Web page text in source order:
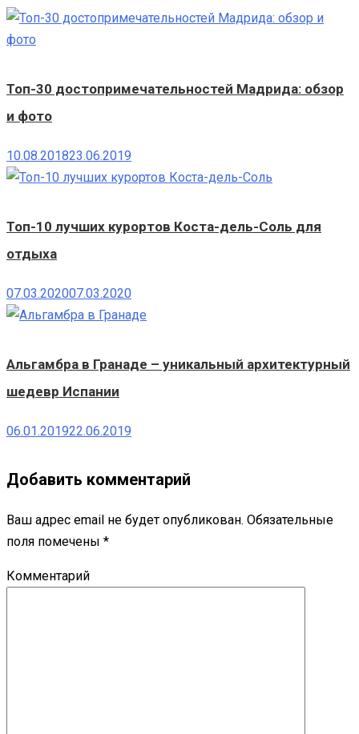
Топ-30 достопримечательностей Мадрида: обзор
и фото
10.08.201823.06.2019
Топ-10 лучших курортов Коста-дель-Соль для
отдыха
07.03.202007.03.2020
Альгамбра в Гранаде – уникальный архитектурный
шедевр Испании
06.01.201922.06.2019
Добавить комментарий
Ваш адрес email не будет опубликован. Обязательные
поля помечены *
Комментарий